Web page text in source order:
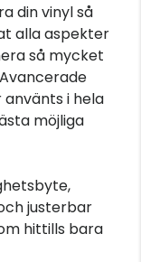
din vinyl så
alla aspekter
så mycket
i hela
möjliga
justerbar
hittills bara